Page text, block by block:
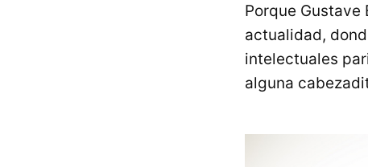
Porque
actualidad,
intelectuales
alguna